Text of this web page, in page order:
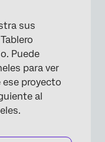
sus
Puede
para ver
proyecto
al